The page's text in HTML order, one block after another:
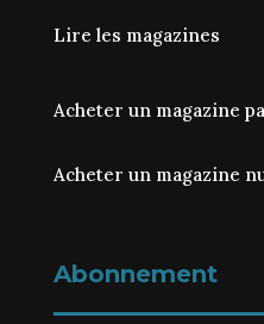
Lire les magazines
Acheter un magazine
Acheter un magazine
Abonnement